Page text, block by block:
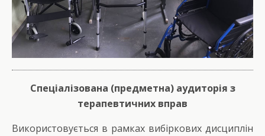
Спеціалізована (предметна) аудиторія з
терапевтичних вправ
Використовується в рамках вибіркових дисциплін